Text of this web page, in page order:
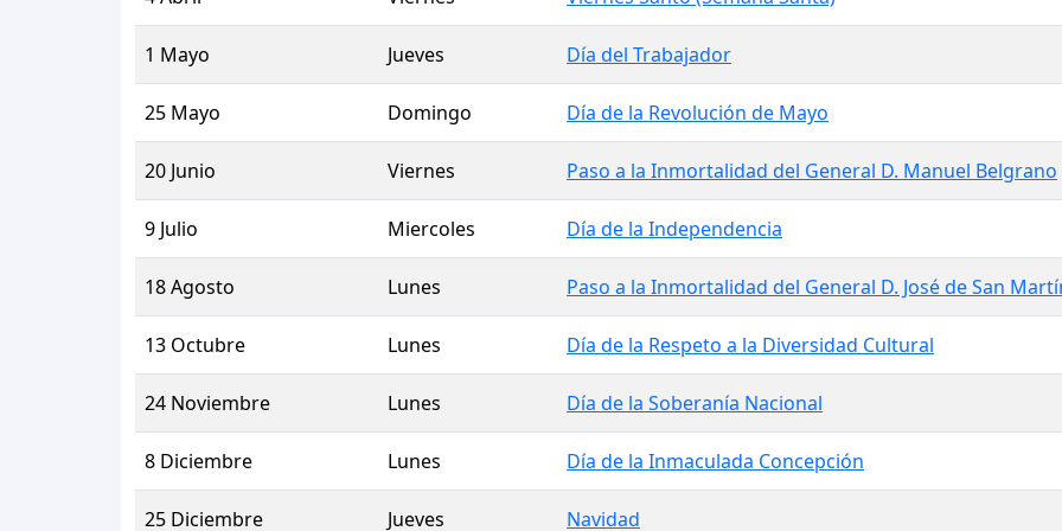
1 Mayo Jueves Día del Trabajador
25 Mayo Domingo Día de la Revolución de Mayo
20 Junio Viernes Paso a la Inmortalidad del General D. Manuel Belgrano
9 Julio Miercoles Día de la Independencia
18 Agosto Lunes Paso a la Inmortalidad del General D. José de San
13 Octubre Lunes Día de la Respeto a la Diversidad Cultural
24 Noviembre Lunes Día de la Soberanía Nacional
8 Diciembre Lunes Día de la Inmaculada Concepción
25 Diciembre Jueves Navidad